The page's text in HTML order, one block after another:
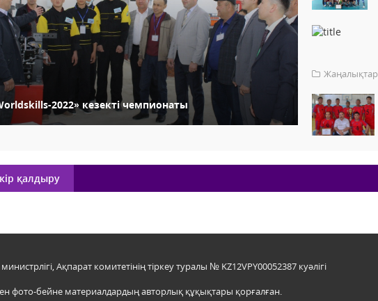
2022» кезекті чемпионаты
Жаңалықтар
қалдыру
Ақпарат комитетінің тіркеу туралы № KZ12VPY00052387 куәлігі
фото-бейне материалдардың авторлық құқықтары қорғалған.